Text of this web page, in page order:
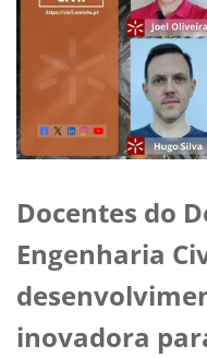
Docentes do
Engenharia
inovadora